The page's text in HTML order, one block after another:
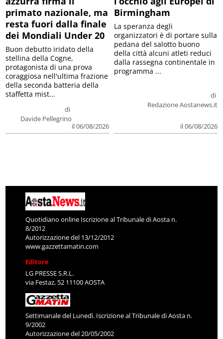
primato nazionale, ma
resta fuori dalla finale
dei Mondiali Under 20
di
Davide Pellegrino
il 06/08/2026
Buon debutto iridato della
stellina della Cogne,
protagonista di una prova
coraggiosa nell'ultima frazione
della seconda batteria della
staffetta mist...
Birmingham
di
Redazione Aostanews.it
il 06/08/2026
La speranza degli
organizzatori è di portare sulla
pedana del salotto buono
della città alcuni atleti reduci
dalla rassegna continentale in
programma ...
Quotidiano online Iscrizione al Tribunale di Aosta n.
8/2012
Autorizzazione del 13/12/2012
www.gazzettamatin.com
Editore
LG PRESSE S.R.L.
via Festaz, 52 11100 AOSTA
Settimanale del Lunedì. Iscrizione al Tribunale di Aosta n.
9/2002
Autorizzazione del 20/05/2002